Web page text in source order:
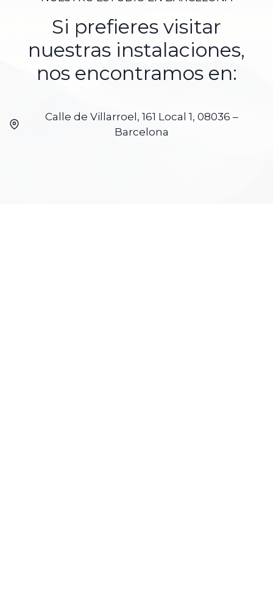
Si prefieres visitar
nuestras instalaciones,
nos encontramos en:
Calle de Villarroel, 161 Local 1, 08036 –
Barcelona​